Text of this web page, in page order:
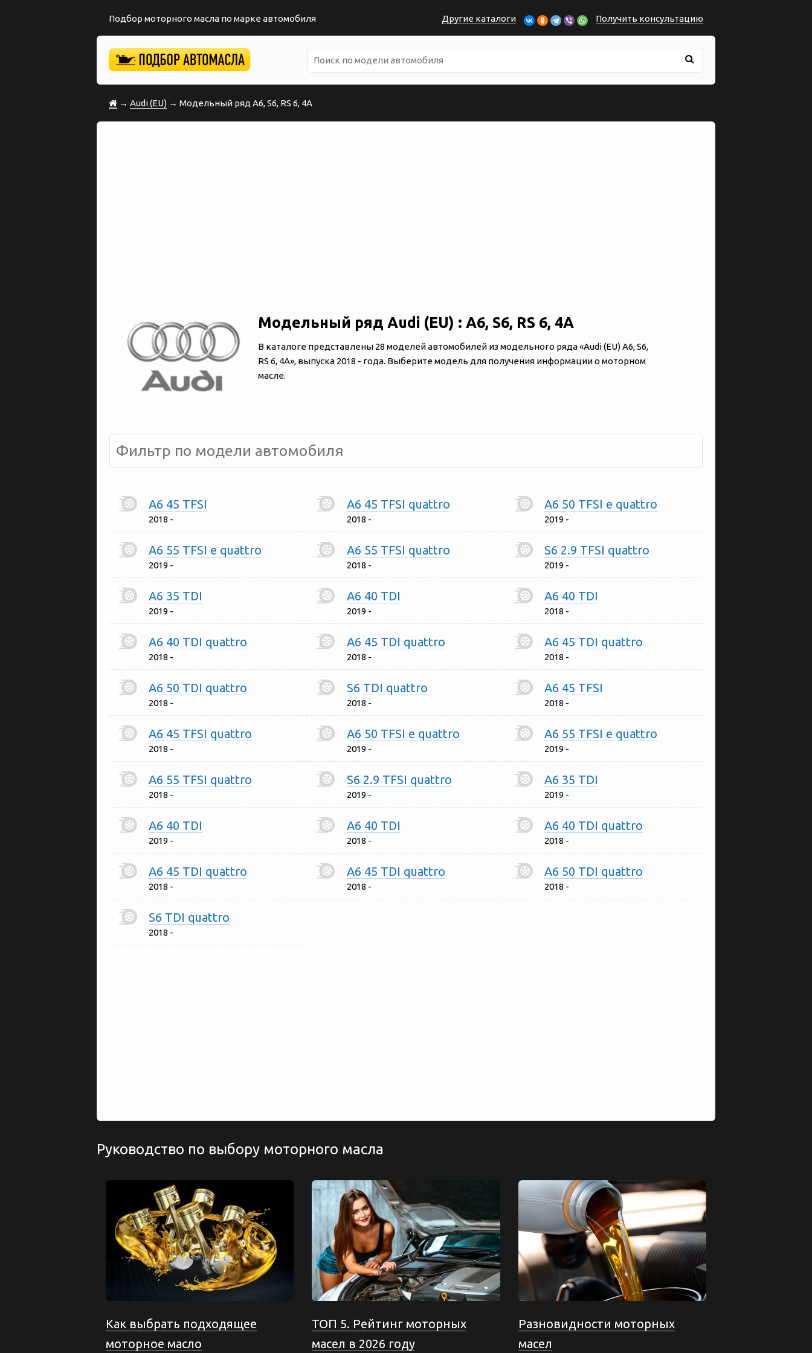
Подбор моторного масла по марке автомобиля Другие каталоги Получить консультацию
→ Audi (EU) → Модельный ряд A6, S6, RS 6, 4A
Модельный ряд Audi (EU) : A6, S6, RS 6, 4A
В каталоге представлены 28 моделей автомобилей из модельного ряда «‎Audi (EU) A6, S6,
RS 6, 4A», выпуска 2018 - года. Выберите модель для получения информации о моторном
масле.
A6 45 TFSI
2018 -
A6 45 TFSI quattro
2018 -
A6 50 TFSI e quattro
2019 -
A6 55 TFSI e quattro
2019 -
A6 55 TFSI quattro
2018 -
S6 2.9 TFSI quattro
2019 -
A6 35 TDI
2019 -
A6 40 TDI
2019 -
A6 40 TDI
2018 -
A6 40 TDI quattro
2018 -
A6 45 TDI quattro
2018 -
A6 45 TDI quattro
2018 -
A6 50 TDI quattro
2018 -
S6 TDI quattro
2018 -
A6 45 TFSI
2018 -
A6 45 TFSI quattro
2018 -
A6 50 TFSI e quattro
2019 -
A6 55 TFSI e quattro
2019 -
A6 55 TFSI quattro
2018 -
S6 2.9 TFSI quattro
2019 -
A6 35 TDI
2019 -
A6 40 TDI
2019 -
A6 40 TDI
2018 -
A6 40 TDI quattro
2018 -
A6 45 TDI quattro
2018 -
A6 45 TDI quattro
2018 -
A6 50 TDI quattro
2018 -
S6 TDI quattro
2018 -
Руководство по выбору моторного масла
Как выбрать подходящее
моторное масло
ТОП 5. Рейтинг моторных
масел в 2026 году
Разновидности моторных
масел